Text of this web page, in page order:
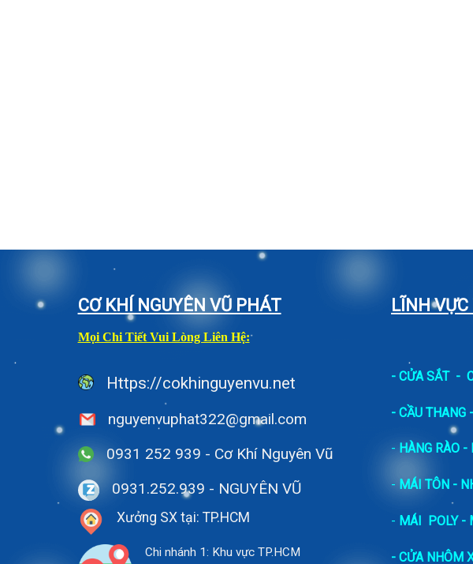
CƠ KHÍ NGUYÊN VŨ PHÁT
Mọi Chi Tiết Vui Lòng Liên Hệ:
Https://cokhinguyenvu.net
nguyenvuphat322@gmail.com
0931 252 939 - Cơ Khí Nguyên Vũ
0931.252.939 - NGUYÊN VŨ
Xưởng SX tại: TP.HCM
Chi nhánh 1: Khu vực TP.HCM
LĨNH
-CỬA SẮT-
- CẦU THANG
- HÀNG RÀO -
- MÁI TÔN -
- MÁI POLY -
- CỬA NHÔM